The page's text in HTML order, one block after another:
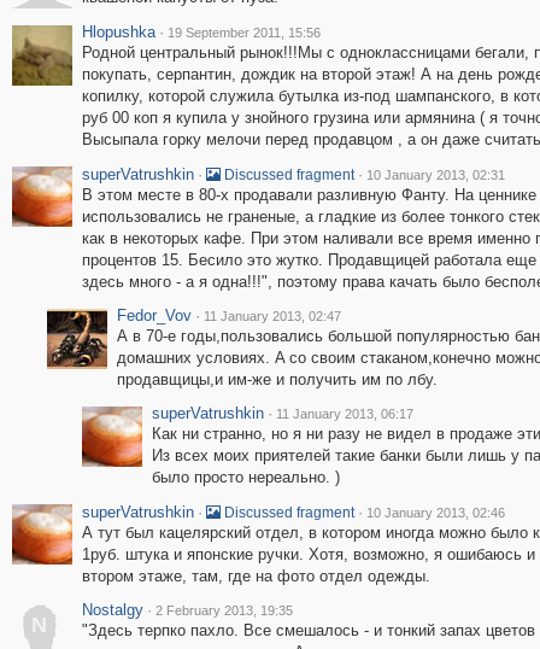
Hlopushka · 19 September 2011, 15:56
Родной центральный рынок!!!Мы с одноклассницами бегали,
покупать, серпантин, дождик на второй этаж! А на день
копилку, которой служила бутылка из-под шампанского, в
руб 00 коп я купила у знойного грузина или армянина ( я
Высыпала горку мелочи перед продавцом , а он даже
superVatrushkin · Discussed fragment · 10 January 2013, 02:31
В этом месте в 80-х продавали разливную Фанту. На
использовались не граненые, а гладкие из более тонкого
как в некоторых кафе. При этом наливали все время
процентов 15. Бесило это жутко. Продавщицей работала
здесь много - а я одна!!!", поэтому права качать было
Fedor_Vov · 11 January 2013, 02:47
А в 70-е годы,пользовались большой популярностью
домашних условиях. A со своим стаканом,конечно
продавщицы,и им-же и получить им по лбу.
superVatrushkin · 11 January 2013, 06:17
Как ни странно, но я ни разу не видел в продаже
Из всех моих приятелей такие банки были лишь у
было просто нереально. )
superVatrushkin · Discussed fragment · 10 January 2013, 02:46
А тут был кацелярский отдел, в котором иногда можно было
1руб. штука и японские ручки. Хотя, возможно, я ошибаюсь
втором этаже, там, где на фото отдел одежды.
N
Nostalgy · 2 February 2013, 19:35
"Здесь терпко пахло. Все смешалось - и тонкий запах